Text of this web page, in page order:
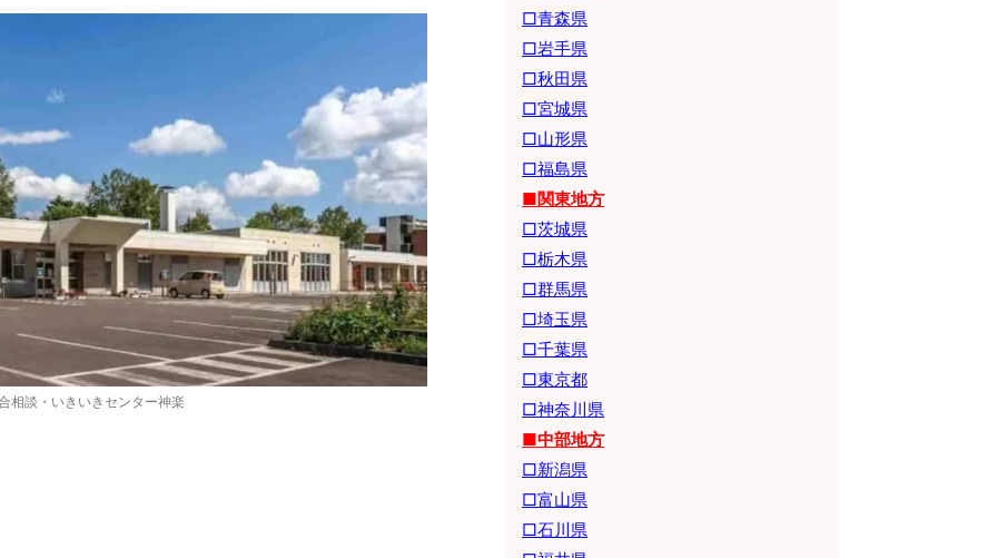
相談・いきいきセンター神楽
□青森県
□岩手県
□秋田県
□宮城県
□山形県
□福島県
■関東地方
□茨城県
□栃木県
□群馬県
□埼玉県
□千葉県
□東京都
□神奈川県
■中部地方
□新潟県
□富山県
□石川県